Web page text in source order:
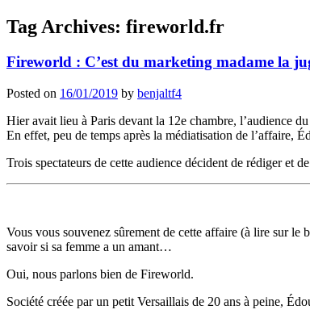
Tag Archives: fireworld.fr
Fireworld : C’est du marketing madame la
Posted on 16/01/2019 by benjaltf4
Hier avait lieu à Paris devant la 12e chambre, l’audience
En effet, peu de temps après la médiatisation de l’affaire,
Trois spectateurs de cette audience décident de rédiger et
Vous vous souvenez sûrement de cette affaire (à lire sur le
savoir si sa femme a un amant…
Oui, nous parlons bien de Fireworld.
Société créée par un petit Versaillais de 20 ans à peine,